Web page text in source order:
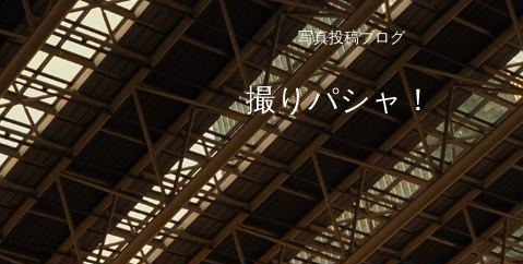
写真投稿ブログ
撮りパシャ！